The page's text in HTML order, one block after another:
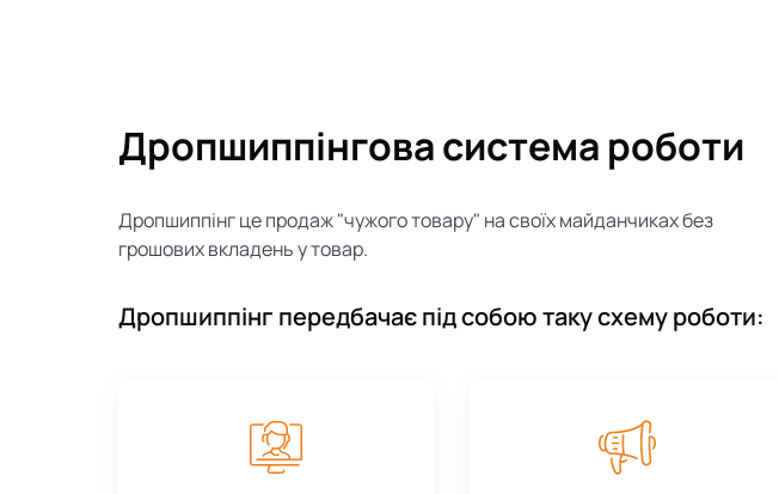
Дропшиппінгова система роботи
Дропшиппінг це продаж "чужого товару" на своїх майданчиках без
грошових вкладень у товар.
Дропшиппінг передбачає під собою таку схему роботи: